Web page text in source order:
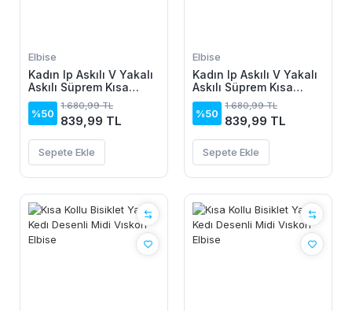
Elbise
Kadın Ip Askılı V Yakalı
Askılı Süprem Kısa
Elbise
%50
1.680,99 TL
839,99 TL
Sepete Ekle
Elbise
Kadın Ip Askılı V Yakalı
Askılı Süprem Kısa
Elbise
%50
1.680,99 TL
839,99 TL
Sepete Ekle